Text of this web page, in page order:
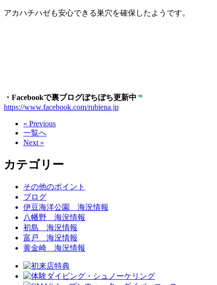
アカハチハゼも安心できる巣穴を確保したようです。
・Facebookで裏ブログぼちぼち更新中
https://www.facebook.com/rubiena.jp
« Previous
一覧へ
Next »
カテゴリー
その他のポイント
ブログ
伊豆海洋公園 海況情報
八幡野 海況情報
初島 海況情報
富戸 海況情報
黄金崎 海況情報